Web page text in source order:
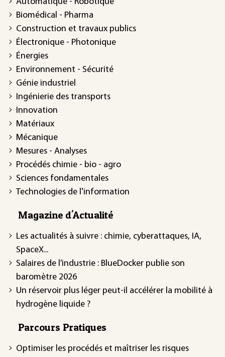
Biomédical - Pharma
Construction et travaux publics
Électronique - Photonique
Énergies
Environnement - Sécurité
Génie industriel
Ingénierie des transports
Innovation
Matériaux
Mécanique
Mesures - Analyses
Procédés chimie - bio - agro
Sciences fondamentales
Technologies de l'information
Magazine d'Actualité
Les actualités à suivre : chimie, cyberattaques, IA,
SpaceX...
Salaires de l’industrie : BlueDocker publie son
baromètre 2026
Un réservoir plus léger peut-il accélérer la mobilité à
hydrogène liquide ?
Parcours Pratiques
Optimiser les procédés et maîtriser les risques